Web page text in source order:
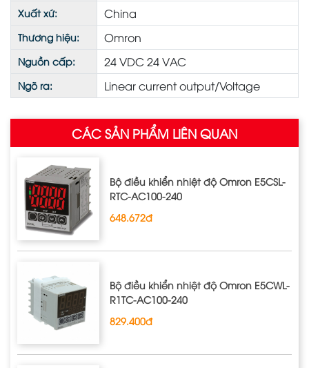
Xuất xứ: China
Thương hiệu: Omron
Nguồn cấp: 24 VDC 24 VAC
Ngõ ra: Linear current output/Voltage
CÁC SẢN PHẨM LIÊN QUAN
Bộ điều khiển nhiệt độ Omron E5CSL‐
RTC‐AC100‐240
648.672đ
Bộ điều khiển nhiệt độ Omron E5CWL‐
R1TC‐AC100‐240
829.400đ